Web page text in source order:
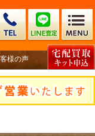
様の声